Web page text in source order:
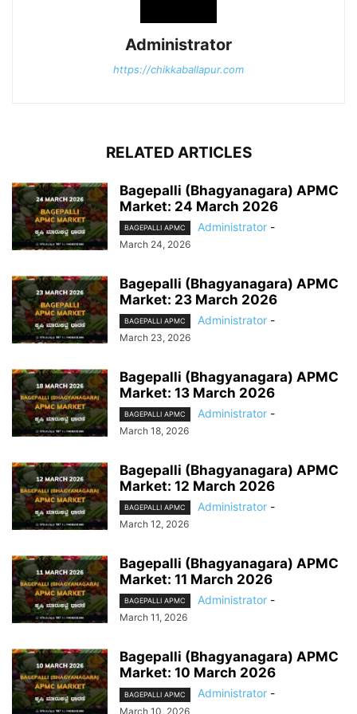
Administrator
https://chikkaballapur.com
RELATED ARTICLES
Bagepalli (Bhagyanagara) APMC
Market: 24 March 2026
BAGEPALLI APMC Administrator -
March 24, 2026
Bagepalli (Bhagyanagara) APMC
Market: 23 March 2026
BAGEPALLI APMC Administrator -
March 23, 2026
Bagepalli (Bhagyanagara) APMC
Market: 13 March 2026
BAGEPALLI APMC Administrator -
March 18, 2026
Bagepalli (Bhagyanagara) APMC
Market: 12 March 2026
BAGEPALLI APMC Administrator -
March 12, 2026
Bagepalli (Bhagyanagara) APMC
Market: 11 March 2026
BAGEPALLI APMC Administrator -
March 11, 2026
Bagepalli (Bhagyanagara) APMC
Market: 10 March 2026
BAGEPALLI APMC Administrator -
March 10, 2026